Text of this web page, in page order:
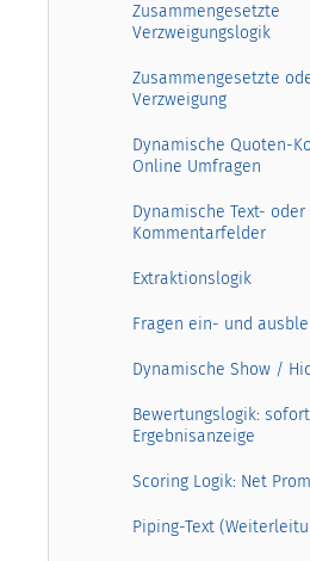
Zusammengesetzte
Verzweigungslogik
Zusammengesetzte
Verzweigung
Dynamische Quoten-
Online Umfragen
Dynamische Text- oder
Kommentarfelder
Extraktionslogik
Fragen ein- und
Dynamische Show /
Bewertungslogik:
Ergebnisanzeige
Scoring Logik: Net
Piping-Text